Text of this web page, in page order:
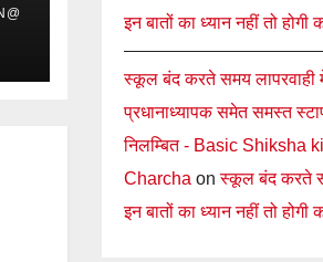
इन बातों का ध्यान नहीं तो होगी
स्कूल बंद करते समय लापरवाही
प्रधानाध्यापक समेत समस्त
निलम्बित - Basic Shiksha ki
Charcha onस्कूल बंद करते
इन बातों का ध्यान नहीं तो होगी